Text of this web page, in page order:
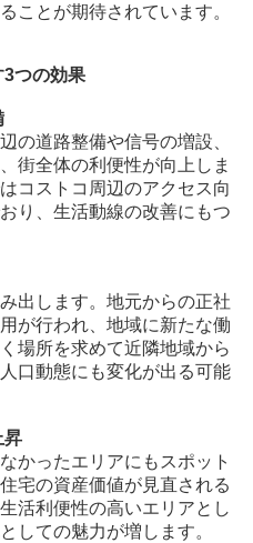
ことが期待されています。
つの効果
の道路整備や信号の増設、
街全体の利便性が向上しま
コストコ周辺のアクセス向
り、生活動線の改善にもつ
出します。地元からの正社
が行われ、地域に新たな働
場所を求めて近隣地域から
口動態にも変化が出る可能
昇
かったエリアにもスポット
宅の資産価値が見直される
活利便性の高いエリアとし
しての魅力が増します。